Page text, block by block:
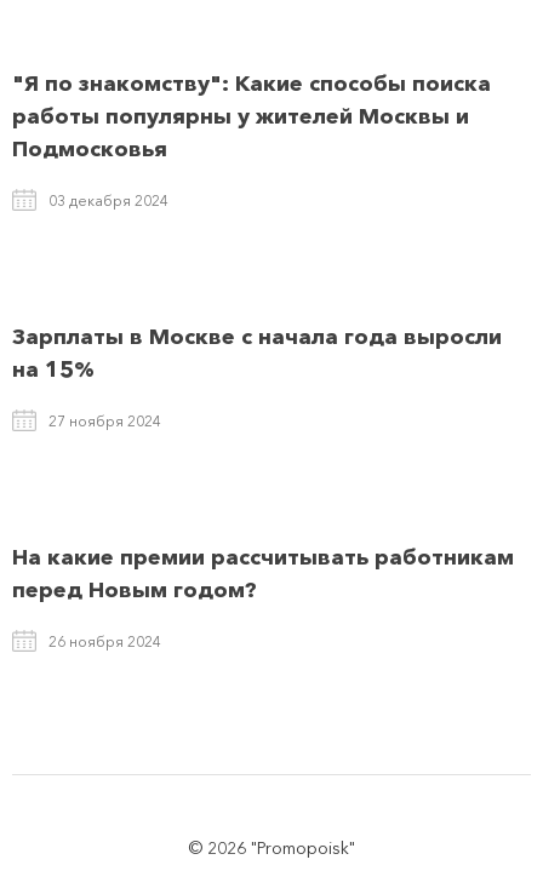
"Я по знакомству": Какие способы поиска
работы популярны у жителей Москвы и
Подмосковья
03 декабря 2024
Зарплаты в Москве с начала года выросли
на 15%
27 ноября 2024
На какие премии рассчитывать работникам
перед Новым годом?
26 ноября 2024
© 2026 "Promopoisk"